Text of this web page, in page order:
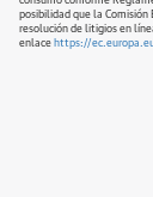
posibilidad que la
resolución de litigios en
enlace https://